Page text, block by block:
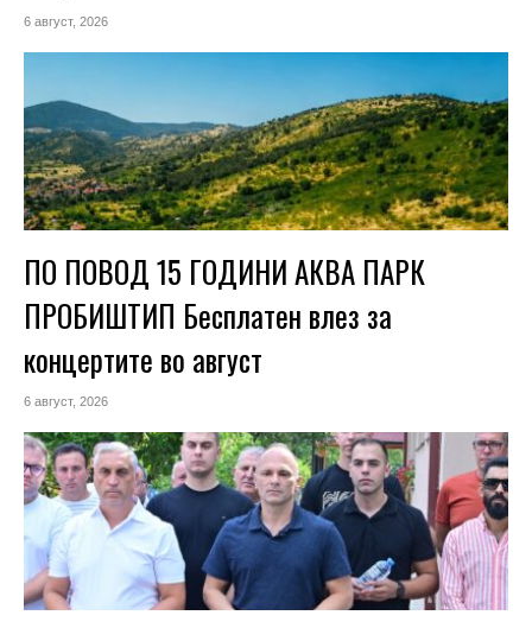
6 август, 2026
ПО ПОВОД 15 ГОДИНИ АКВА ПАРК
ПРОБИШТИП Бесплатен влез за
концертите во август
6 август, 2026